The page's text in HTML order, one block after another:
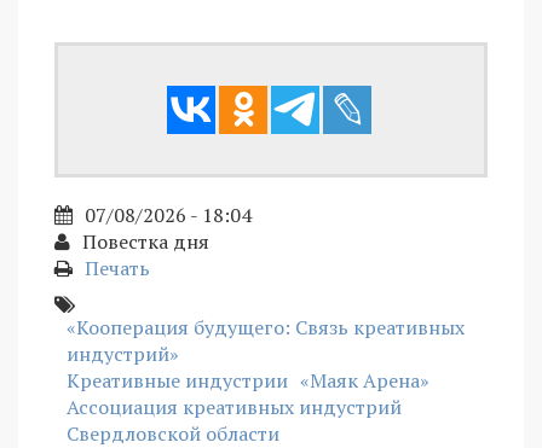
07/08/2026 - 18:04
Повестка дня
Печать
«Кооперация будущего: Связь креативных
индустрий»
Креативные индустрии «Маяк Арена»
Ассоциация креативных индустрий
Свердловской области